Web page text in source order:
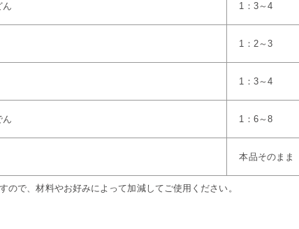
ん 1：3～4
1：2～3
1：3～4
ん 1：6～8
本品そのまま
ので、材料やお好みによって加減してご使用ください。